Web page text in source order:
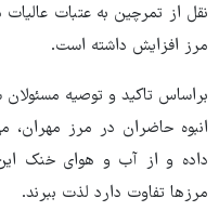
نقل از تمرچین به عتبات
مرز افزایش داشته است.
براساس تاکید و توصیه
انبوه حاضران در مرز مهران،
مرزها تفاوت دارد لذت ببرند.